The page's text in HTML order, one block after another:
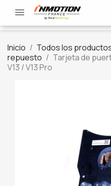

Inicio Todos los
repuesto
Tarjeta de
V13 / V13 Pro